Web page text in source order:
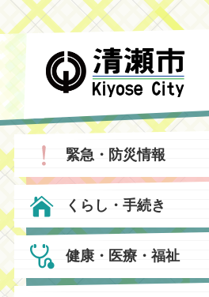
緊急・防災情報
くらし・手続き
健康・医療・福祉